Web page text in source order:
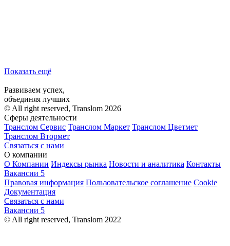
Показать ещё
Развиваем успех,
объединяя лучших
© All right reserved, Translom 2026
Сферы деятельности
Транслом Сервис Транслом Маркет Транслом Цветмет
Транслом Втормет
Связаться с нами
О компании
О Компании Индексы рынка Новости и аналитика Контакты
Вакансии 5
Правовая информация Пользовательское соглашение Cookie
Документация
Связаться с нами
Вакансии 5
© All right reserved, Translom 2022